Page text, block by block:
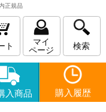
正規品
ト
マイ
ページ
検索
入商品 購入履歴